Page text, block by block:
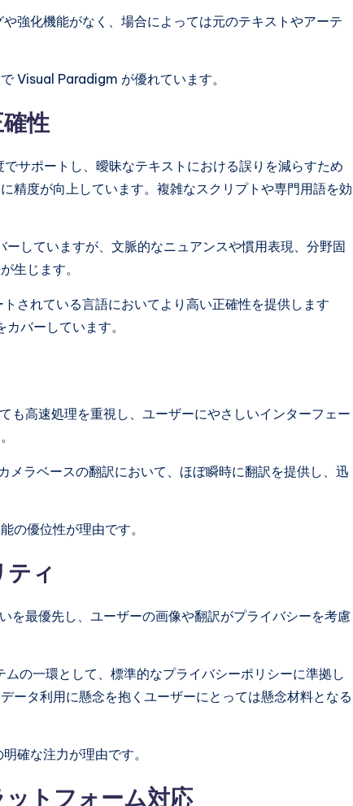
や強化機能がなく、場合によっては元のテキストやアーテ
Visual Paradigm が優れています。
性
サポートし、曖昧なテキストにおける誤りを減らすため
精度が向上しています。複雑なスクリプトや専門用語を効
ーしていますが、文脈的なニュアンスや慣用表現、分野固
生じます。
されている言語においてより高い正確性を提供します
バーしています。
も高速処理を重視し、ユーザーにやさしいインターフェー
メラベースの翻訳において、ほぼ瞬時に翻訳を提供し、迅
優位性が理由です。
ィ
を最優先し、ユーザーの画像や翻訳がプライバシーを考慮
の一環として、標準的なプライバシーポリシーに準拠し
ータ利用に懸念を抱くユーザーにとっては懸念材料となる
確な注力が理由です。
トフォーム対応